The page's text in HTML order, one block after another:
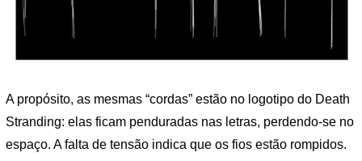
A propósito, as mesmas “cordas” estão no logotipo do Death
Stranding: elas ficam penduradas nas letras, perdendo-se no
espaço. A falta de tensão indica que os fios estão rompidos.